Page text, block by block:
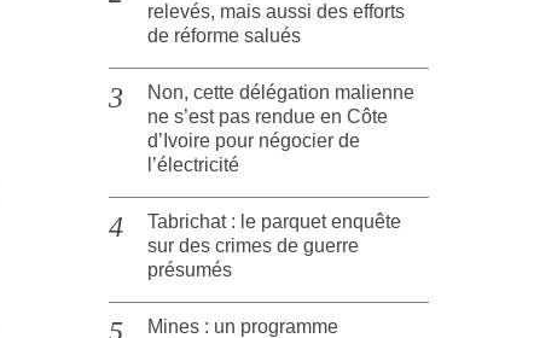
relevés, mais aussi des efforts
de réforme salués
Non, cette délégation malienne
ne s’est pas rendue en Côte
d’Ivoire pour négocier de
l’électricité
Tabrichat : le parquet enquête
sur des crimes de guerre
présumés
Mines : un programme